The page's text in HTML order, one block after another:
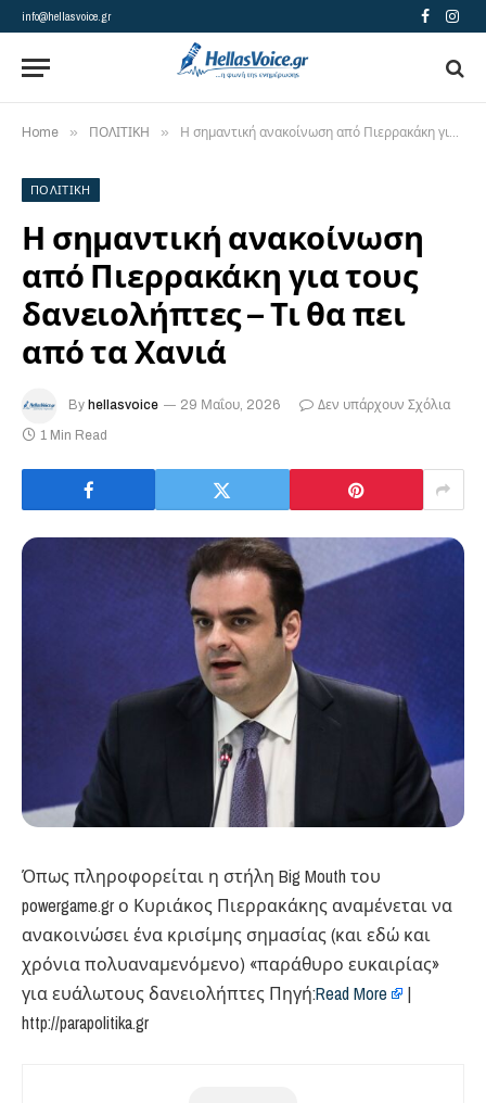
info@hellasvoice.gr Facebook
Home » ΠΟΛΙΤΙΚΗ » Η σημαντική ανακοίνωση από Πιερρακάκη για τoυς δανειολήπτες – Τι θα πει από τα Χανιά
ΠΟΛΙΤΙΚΗ
Η σημαντική ανακοίνωση
από Πιερρακάκη για τoυς
δανειολήπτες – Τι θα πει
από τα Χανιά
By hellasvoice 29 Μαΐου, 2026
Δεν υπάρχουν Σχόλια
1 Min Read
Όπως πληροφορείται η στήλη Big Mouth του
powergame.gr ο Κυριάκος Πιερρακάκης αναμένεται να
ανακοινώσει ένα κρισίμης σημασίας (και εδώ και
χρόνια πολυαναμενόμενο) «παράθυρο ευκαιρίας»
για ευάλωτους δανειολήπτες Πηγή:Read More
|
http://parapolitika.gr